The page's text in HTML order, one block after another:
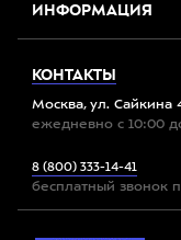
ИНФОРМАЦИЯ
КОНТАКТЫ
Москва, ул. Сайкина
ежедневно с 10:00
8 (800) 333-14-41
бесплатный звонок